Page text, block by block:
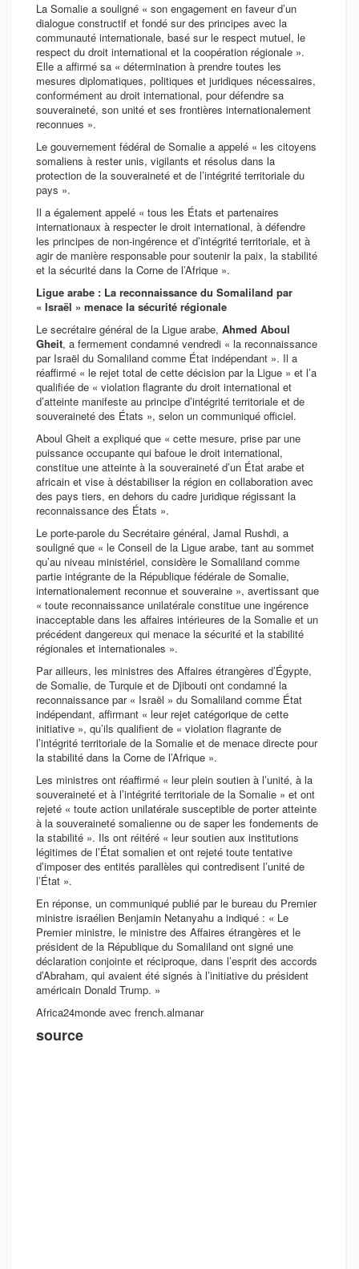
La Somalie a souligné « son engagement en faveur d’un
dialogue constructif et fondé sur des principes avec la
communauté internationale, basé sur le respect mutuel, le
respect du droit international et la coopération régionale ».
Elle a affirmé sa « détermination à prendre toutes les
mesures diplomatiques, politiques et juridiques nécessaires,
conformément au droit international, pour défendre sa
souveraineté, son unité et ses frontières internationalement
reconnues ».
Le gouvernement fédéral de Somalie a appelé « les citoyens
somaliens à rester unis, vigilants et résolus dans la
protection de la souveraineté et de l’intégrité territoriale du
pays ».
Il a également appelé « tous les États et partenaires
internationaux à respecter le droit international, à défendre
les principes de non-ingérence et d’intégrité territoriale, et à
agir de manière responsable pour soutenir la paix, la stabilité
et la sécurité dans la Corne de l’Afrique ».
Ligue arabe : La reconnaissance du Somaliland par
« Israël » menace la sécurité régionale
Le secrétaire général de la Ligue arabe, Ahmed Aboul
Gheit, a fermement condamné vendredi « la reconnaissance
par Israël du Somaliland comme État indépendant ». Il a
réaffirmé « le rejet total de cette décision par la Ligue » et l’a
qualifiée de « violation flagrante du droit international et
d’atteinte manifeste au principe d’intégrité territoriale et de
souveraineté des États », selon un communiqué officiel.
Aboul Gheit a expliqué que « cette mesure, prise par une
puissance occupante qui bafoue le droit international,
constitue une atteinte à la souveraineté d’un État arabe et
africain et vise à déstabiliser la région en collaboration avec
des pays tiers, en dehors du cadre juridique régissant la
reconnaissance des États ».
Le porte-parole du Secrétaire général, Jamal Rushdi, a
souligné que « le Conseil de la Ligue arabe, tant au sommet
qu’au niveau ministériel, considère le Somaliland comme
partie intégrante de la République fédérale de Somalie,
internationalement reconnue et souveraine », avertissant que
« toute reconnaissance unilatérale constitue une ingérence
inacceptable dans les affaires intérieures de la Somalie et un
précédent dangereux qui menace la sécurité et la stabilité
régionales et internationales ».
Par ailleurs, les ministres des Affaires étrangères d’Égypte,
de Somalie, de Turquie et de Djibouti ont condamné la
reconnaissance par « Israël » du Somaliland comme État
indépendant, affirmant « leur rejet catégorique de cette
initiative », qu’ils qualifient de « violation flagrante de
l’intégrité territoriale de la Somalie et de menace directe pour
la stabilité dans la Corne de l’Afrique ».
Les ministres ont réaffirmé « leur plein soutien à l’unité, à la
souveraineté et à l’intégrité territoriale de la Somalie » et ont
rejeté « toute action unilatérale susceptible de porter atteinte
à la souveraineté somalienne ou de saper les fondements de
la stabilité ». Ils ont réitéré « leur soutien aux institutions
légitimes de l’État somalien et ont rejeté toute tentative
d’imposer des entités parallèles qui contredisent l’unité de
l’État ».
En réponse, un communiqué publié par le bureau du Premier
ministre israélien Benjamin Netanyahu a indiqué : « Le
Premier ministre, le ministre des Affaires étrangères et le
président de la République du Somaliland ont signé une
déclaration conjointe et réciproque, dans l’esprit des accords
d’Abraham, qui avaient été signés à l’initiative du président
américain Donald Trump. »
Africa24monde avec french.almanar
source